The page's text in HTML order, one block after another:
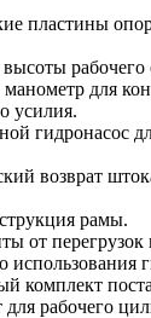
пластины
рабочего
для
усилия.
гидронасос
возврат
рамы.
от перегрузок
использования
комплект
рабочего